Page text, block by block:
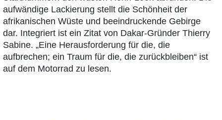
aufwändige Lackierung stellt die Schönheit der
afrikanischen Wüste und beeindruckende Gebirge
dar. Integriert ist ein Zitat von Dakar-Gründer Thierry
Sabine. „Eine Herausforderung für die, die
aufbrechen; ein Traum für die, die zurückbleiben“ ist
auf dem Motorrad zu lesen.